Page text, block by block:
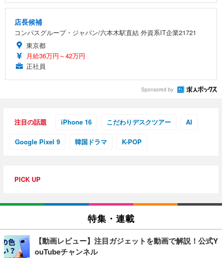
店長候補
コンパスグループ・ジャパン/六本木駅直結 外資系IT企業21721
東京都
月給36万円～42万円
正社員
Sponsored by
注目の話題 iPhone 16 こだわりデスクツアー AI
Google Pixel 9 韓国ドラマ K-POP
PICK UP
特集・連載
【動画レビュー】注目ガジェットを動画で解説！公式Y
ouTubeチャンネル